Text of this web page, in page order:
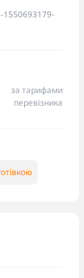
1550693179-
за тарифами
перевізника